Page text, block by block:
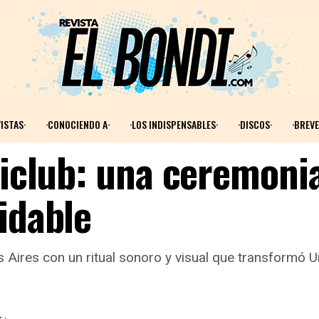
·CONOCIENDO A· ·LOS INDISPENSABLES· ·DISCOS·
una
con un ritual sonoro y visual que transformó